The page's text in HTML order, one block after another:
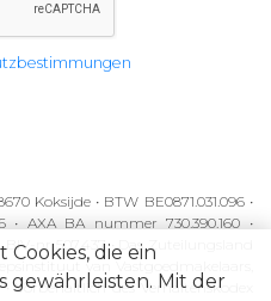
Koksijde • BTW BE0871.031.096 •
• AXA BA nummer 730.390.160 •
nr 507.437 • Das Zuteilungsland
van Vastgoedmakelaars,
Vorbehaltlich des Verhaltenskodex
die ein
gewährleisten. Mit der